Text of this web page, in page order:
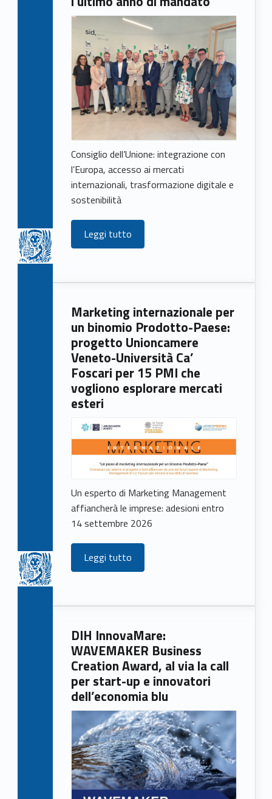
Consiglio dell’Unione: integrazione con
l’Europa, accesso ai mercati
internazionali, trasformazione digitale e
sostenibilità
Leggi tutto
Marketing internazionale per
un binomio Prodotto-Paese:
progetto Unioncamere
Veneto-Università Ca’
Foscari per 15 PMI che
vogliono esplorare mercati
esteri
Un esperto di Marketing Management
affiancherà le imprese: adesioni entro
14 settembre 2026
Leggi tutto
DIH InnovaMare:
WAVEMAKER Business
Creation Award, al via la call
per start-up e innovatori
dell’economia blu